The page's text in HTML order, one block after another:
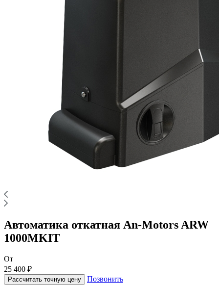
Автоматика откатная An-Motors ARW
1000MKIT
От
25 400 ₽
Рассчитать точную цену Позвонить